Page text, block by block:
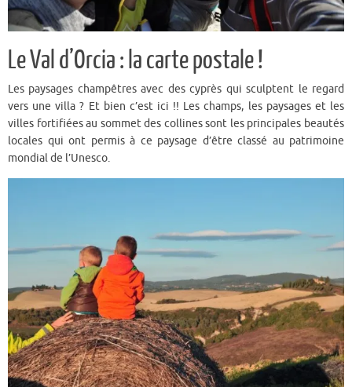
Le Val d’Orcia : la carte postale !
Les paysages champêtres avec des cyprès qui sculptent le regard
vers une villa ? Et bien c’est ici !! Les champs, les paysages et les
villes fortifiées au sommet des collines sont les principales beautés
locales qui ont permis à ce paysage d’être classé au patrimoine
mondial de l’Unesco.